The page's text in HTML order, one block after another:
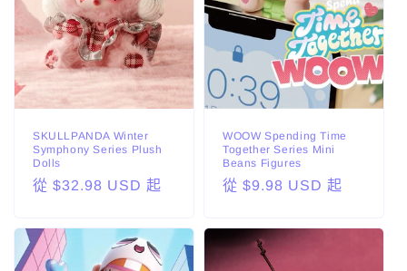
SKULLPANDA Winter
Symphony Series Plush
Dolls
定
從 $32.98 USD 起
WOOW Spending Time
Together Series Mini
Beans Figures
定
從 $9.98 USD 起